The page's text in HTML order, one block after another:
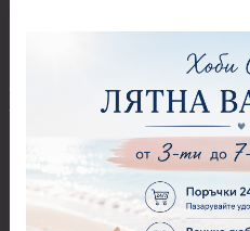
@--:---ГОТОВИ ПРОДУКТИ
---:--@
Персанализирани подаръци
За дома и уюта
За книгите и хората